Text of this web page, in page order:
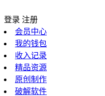
登录 注册
会员中心
我的钱包
收入记录
精品资源
原创制作
破解软件